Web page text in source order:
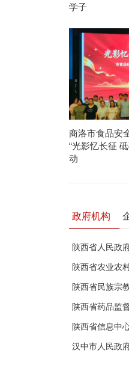
学子
商洛市食品安
“光影忆长征
动
政府机构
陕西省人民政
陕西省农业农
陕西省民族宗
陕西省药品监
陕西省信息中
汉中市人民政